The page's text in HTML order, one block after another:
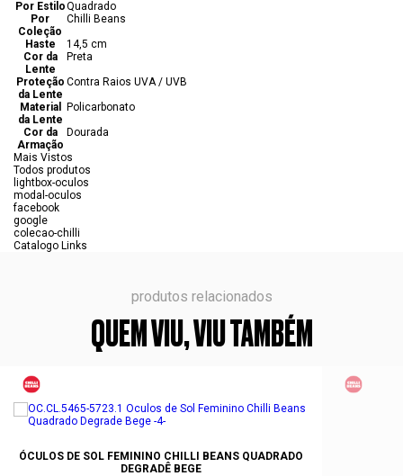
Por EstiloQuadrado
Por
Coleção
Chilli Beans
Haste
14,5 cm
Cor da
Lente
Preta
Proteção
da Lente
Contra Raios UVA / UVB
Material
da Lente
Policarbonato
Cor da
Armação
Dourada
Mais Vistos
Todos produtos
lightbox-oculos
modal-oculos
facebook
google
colecao-chilli
Catalogo Links
produtos relacionados
QUEM VIU, VIU TAMBÉM
ÓCULOS DE SOL FEMININO CHILLI BEANS QUADRADO
DEGRADÊ BEGE